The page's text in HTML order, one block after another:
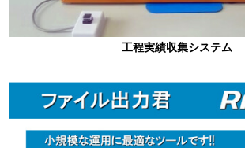
工程実績収集システム